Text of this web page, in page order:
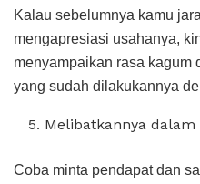
Kalau sebelumnya kamu
mengapresiasi usahanya,
menyampaikan rasa kagum
yang sudah dilakukannya
Melibatkannya
Coba minta pendapat dan